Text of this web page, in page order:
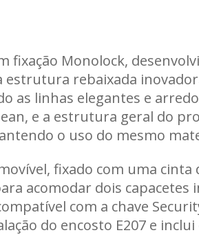
fixação Monolock,
rebaixada
as linhas elegantes e
e a estrutura geral do
o uso do mesmo
fixado com uma
acomodar dois
com a chave
do encosto E207 e